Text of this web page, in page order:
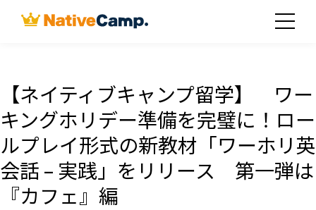
【ネイティブキャンプ留学】 ワー
キングホリデー準備を完璧に！ロー
ルプレイ形式の新教材「ワーホリ英
会話 – 実践」をリリース 第一弾は
『カフェ』編